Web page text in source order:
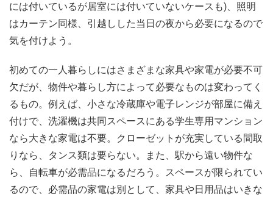
には付いているが居室には付いていないケースも)、照明
はカーテン同様、引越しした当日の夜から必要になるので
気を付けよう。
初めての一人暮らしにはさまざまな家具や家電が必要不可
欠だが、物件や暮らし方によって必要なものは変わってく
るもの。例えば、小さな冷蔵庫や電子レンジが部屋に備え
付けで、洗濯機は共同スペースにある学生専用マンション
なら大きな家電は不要。クローゼットが充実している間取
りなら、タンス類は要らない。また、駅から遠い物件な
ら、自転車が必需品になるだろう。スペースが限られてい
るので、必需品の家電は別として、家具や日用品はいきな